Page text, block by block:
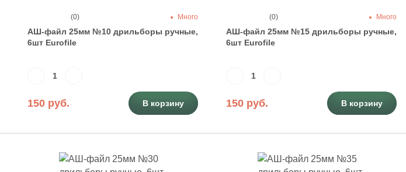
АШ-файл 25мм №10 дрильборы ручные,
6шт Eurofile
150 руб.
(0) Много
В корзину
АШ-файл 25мм №15 дрильборы ручные,
6шт Eurofile
150 руб.
(0) Много
В корзину